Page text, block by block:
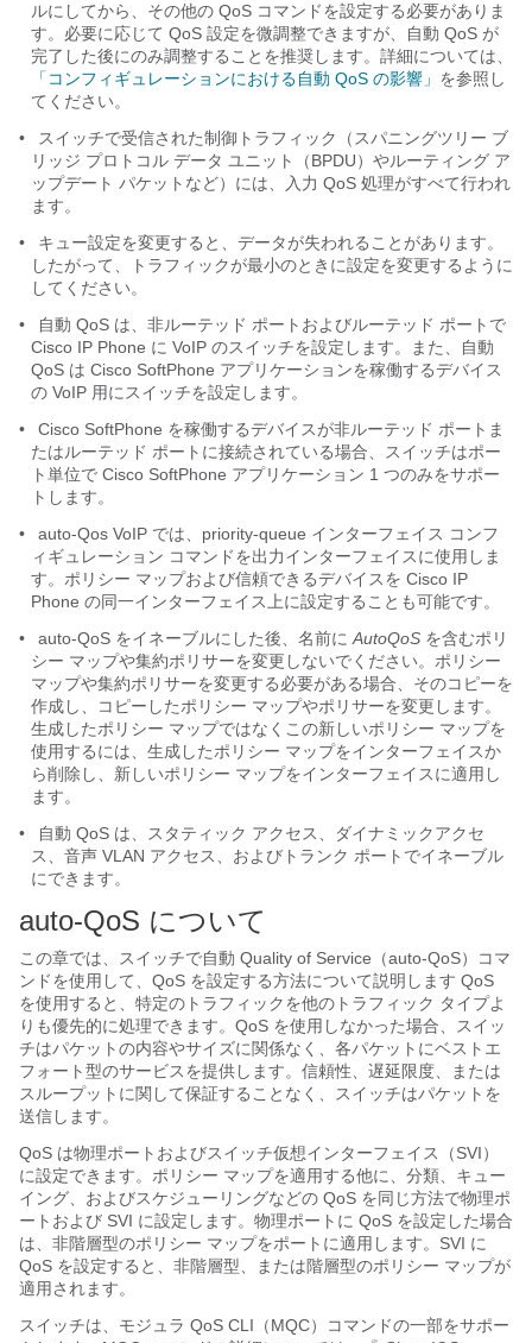
ルにしてから、その他の QoS コマンドを設定する必要がありま
す。必要に応じて QoS 設定を微調整できますが、自動 QoS が
完了した後にのみ調整することを推奨します。詳細については、
「コンフィギュレーションにおける自動 QoS の影響」 を参照し
てください。
•
スイッチで受信された制御トラフィック（スパニングツリー ブ
リッジ プロトコル データ ユニット（BPDU）やルーティング ア
ップデート パケットなど）には、入力 QoS 処理がすべて行われ
ます。
•
キュー設定を変更すると、データが失われることがあります。
したがって、トラフィックが最小のときに設定を変更するように
してください。
•
自動 QoS は、非ルーテッド ポートおよびルーテッド ポートで
Cisco IP Phone に VoIP のスイッチを設定します。また、自動
QoS は Cisco SoftPhone アプリケーションを稼働するデバイス
の VoIP 用にスイッチを設定します。
•
Cisco SoftPhone を稼働するデバイスが非ルーテッド ポートま
たはルーテッド ポートに接続されている場合、スイッチはポー
ト単位で Cisco SoftPhone アプリケーション 1 つのみをサポー
トします。
•
auto-Qos VoIP では、priority-queue インターフェイス コンフ
ィギュレーション コマンドを出力インターフェイスに使用しま
す。ポリシー マップおよび信頼できるデバイスを Cisco IP
Phone の同一インターフェイス上に設定することも可能です。
•
auto-QoS をイネーブルにした後、名前に AutoQoS を含むポリ
シー マップや集約ポリサーを変更しないでください。ポリシー
マップや集約ポリサーを変更する必要がある場合、そのコピーを
作成し、コピーしたポリシー マップやポリサーを変更します。
生成したポリシー マップではなくこの新しいポリシー マップを
使用するには、生成したポリシー マップをインターフェイスか
ら削除し、新しいポリシー マップをインターフェイスに適用し
ます。
•
自動 QoS は、スタティック アクセス、ダイナミックアクセ
ス、音声 VLAN アクセス、およびトランク ポートでイネーブル
にできます。
auto-QoS について
この章では、スイッチで自動 Quality of Service（auto-QoS）コマ
ンドを使用して、QoS を設定する方法について説明します QoS
を使用すると、特定のトラフィックを他のトラフィック タイプよ
りも優先的に処理できます。QoS を使用しなかった場合、スイッ
チはパケットの内容やサイズに関係なく、各パケットにベストエ
フォート型のサービスを提供します。信頼性、遅延限度、または
スループットに関して保証することなく、スイッチはパケットを
送信します。
QoS は物理ポートおよびスイッチ仮想インターフェイス（SVI）
に設定できます。ポリシー マップを適用する他に、分類、キュー
イング、およびスケジューリングなどの QoS を同じ方法で物理ポ
ートおよび SVI に設定します。物理ポートに QoS を設定した場合
は、非階層型のポリシー マップをポートに適用します。SVI に
QoS を設定すると、非階層型、または階層型のポリシー マップが
適用されます。
スイッチは、モジュラ QoS CLI（MQC）コマンドの一部をサポー